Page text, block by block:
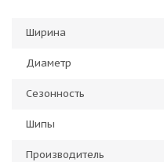
Ширина
Диаметр
Сезонность
Шипы
Производитель